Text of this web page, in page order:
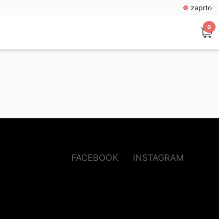
zaprto
0
FACEBOOK INSTAGRAM